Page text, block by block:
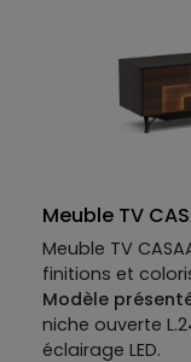
Meuble TV
Meuble TV
finitions et
Modèle
niche ouverte
éclairage LED.